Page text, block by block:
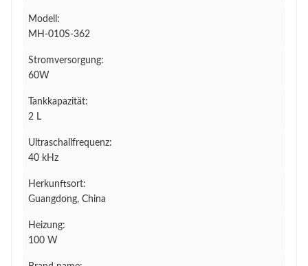
Modell:
MH-010S-362
Stromversorgung:
60W
Tankkapazität:
2 L
Ultraschallfrequenz:
40 kHz
Herkunftsort:
Guangdong, China
Heizung:
100 W